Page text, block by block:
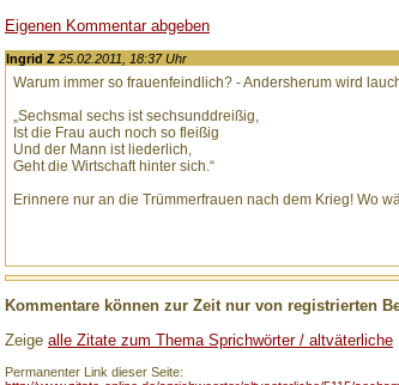
Eigenen Kommentar abgeben
Ingrid Z 25.02.2011, 18:37 Uhr
Warum immer so frauenfeindlich? - Andersherum wird
„Sechsmal sechs ist sechsunddreißig,
Ist die Frau auch noch so fleißig
Und der Mann ist liederlich,
Geht die Wirtschaft hinter sich.“
Erinnere nur an die Trümmerfrauen nach dem Krieg! Wo
Kommentare können zur Zeit nur von registrierten
Zeige alle Zitate zum Thema Sprichwörter / altväterliche
Permanenter Link dieser Seite: